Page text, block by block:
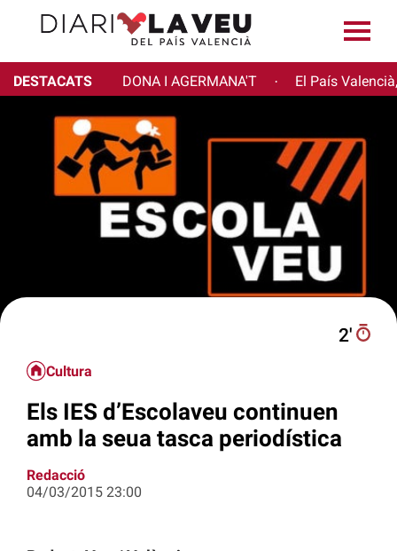
DESTACATS DONA I AGERMANA'T · El País
2′
Cultura
Els IES d’Escolaveu continuen
amb la seua tasca periodística
Redacció
04/03/2015 23:00